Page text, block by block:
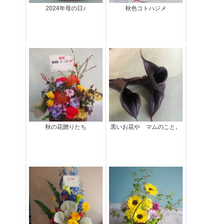
2024年母の日♪ 秋色コトハジメ
秋の花贈りたち 黒いお花や マムのこと。